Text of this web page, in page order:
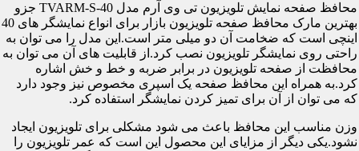
محافظ صفحه نمایش تلویزیون تی وی آرم مدل TVARM-S-40 جزو
بهترین مارک محافظ صفحه تلویزیون بازار برای انواع نمایشگر های 40
اینچی است که ضخامت آن دو میلی متر است.این مدل را می توان به
راحتی روی نمایشگر تلویزیون نصب کرد.از قابلیت های آن می توان به
محافظت از صفحه تلویزیون در برابر ضربه و خط و خش اشاره
کرد.به همراه این محافظ صفحه یک اسپری مخصوص نیز وجود دارد
که می توان از آن برای تمیز کردن نمایشگر استفاده کرد.
وزن مناسب این محافظ باعث می شود مشکلی برای تلویزیون ایجاد
نشود.یکی دیگر از مزایای این محصول این است که عمر تلویزیون را